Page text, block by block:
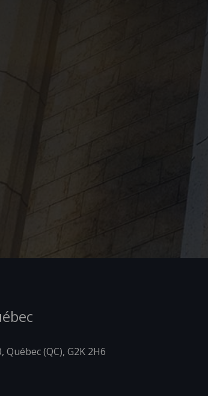
(QC), G2K 2H6